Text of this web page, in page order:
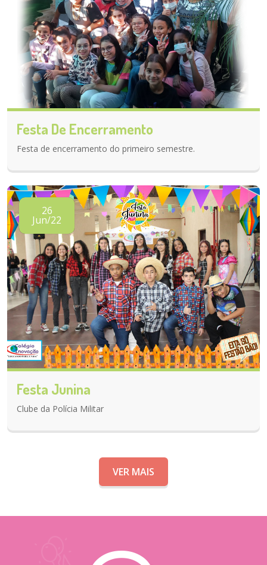
Festa De Encerramento
Festa de encerramento do primeiro semestre.
26
Jun/22
Festa Junina
Clube da Polícia Militar
VER MAIS